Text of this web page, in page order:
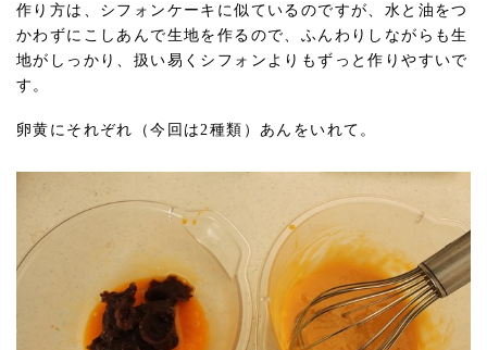
作り方は、シフォンケーキに似ているのですが、水と油をつ
かわずにこしあんで生地を作るので、ふんわりしながらも生
地がしっかり、扱い易くシフォンよりもずっと作りやすいで
す。
卵黄にそれぞれ（今回は2種類）あんをいれて。